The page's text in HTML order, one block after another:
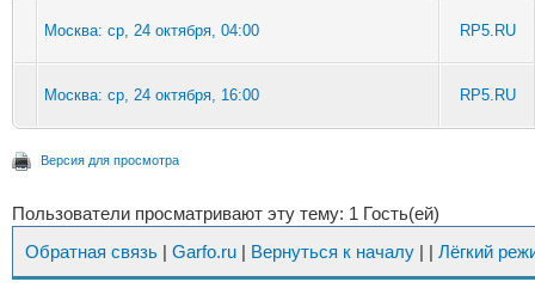
Москва: ср, 24 октября, 04:00 RP5.RU
Москва: ср, 24 октября, 16:00 RP5.RU
Версия для просмотра
Пользователи просматривают эту тему: 1 Гость(ей)
Обратная связь | Garfo.ru | Вернуться к началу | | Лёгкий